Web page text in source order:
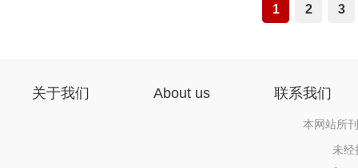
1 2 3
关于我们 About us 联系我们
本网站所
未经